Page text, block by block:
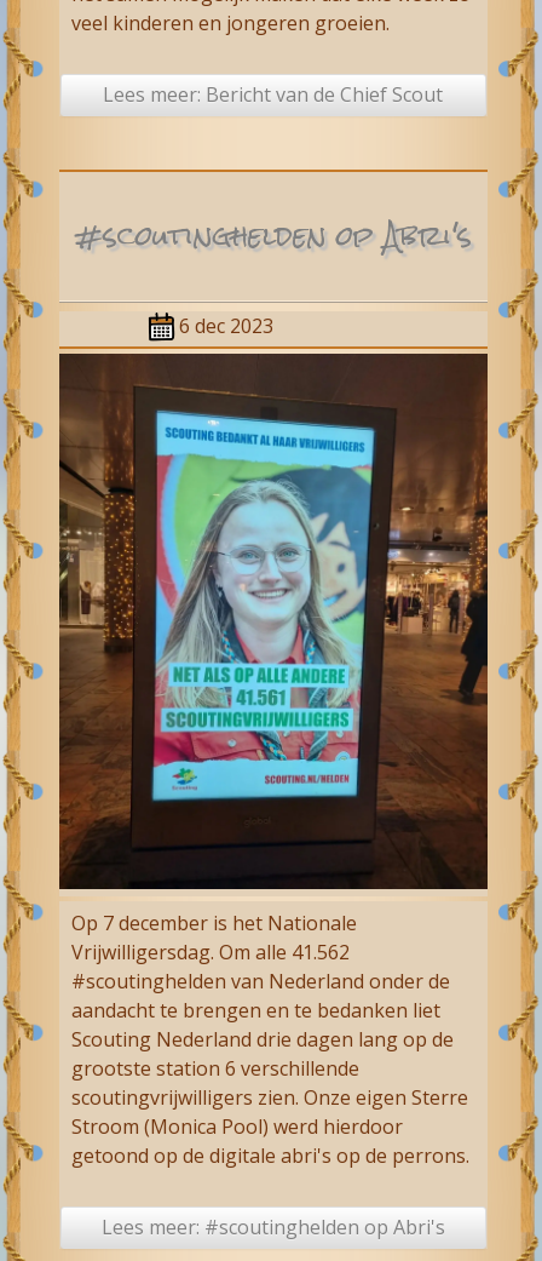
veel kinderen en jongeren groeien.
Lees meer: Bericht van de Chief Scout
#scoutinghelden op Abri's
6 dec 2023
Op 7 december is het Nationale
Vrijwilligersdag. Om alle 41.562
#scoutinghelden van Nederland onder de
aandacht te brengen en te bedanken liet
Scouting Nederland drie dagen lang op de
grootste station 6 verschillende
scoutingvrijwilligers zien. Onze eigen Sterre
Stroom (Monica Pool) werd hierdoor
getoond op de digitale abri's op de perrons.
Lees meer: #scoutinghelden op Abri's